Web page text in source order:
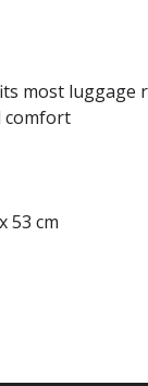
most luggage
comfort
53 cm